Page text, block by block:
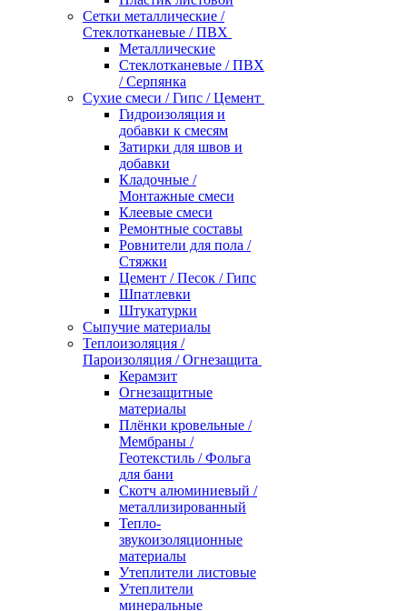
Сетки металлические /
Стеклотканевые / ПВХ
Металлические
Стеклотканевые / ПВХ
/ Серпянка
Сухие смеси / Гипс / Цемент
Гидроизоляция и
добавки к смесям
Затирки для швов и
добавки
Кладочные /
Монтажные смеси
Клеевые смеси
Ремонтные составы
Ровнители для пола /
Стяжки
Цемент / Песок / Гипс
Шпатлевки
Штукатурки
Сыпучие материалы
Теплоизоляция /
Пароизоляция / Огнезащита
Керамзит
Огнезащитные
материалы
Плёнки кровельные /
Мембраны /
Геотекстиль / Фольга
для бани
Скотч алюминиевый /
металлизированный
Тепло-
звукоизоляционные
материалы
Утеплители листовые
Утеплители
минеральные